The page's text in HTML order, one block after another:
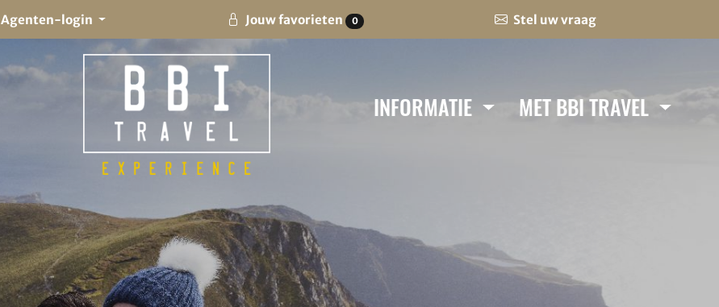
Agenten-login Jouw favorieten 0 Stel uw vraag
INFORMATIE MET BBI TRAVEL